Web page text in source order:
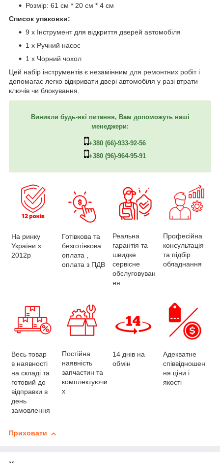
Розмір: 61 см * 20 см * 4 см
Список упаковки:
9 x Інструмент для відкриття дверей автомобіля
1 x Ручний насос
1 x Чорний чохол
Цей набір інструментів є незамінним для ремонтних робіт і
допомагає легко відкривати двері автомобіля у разі втрати
ключів чи блокування.
Виникли будь-які питання, Вам допоможуть наші
менеджери:
+380 (66)-933-92-56
+380 (96)-964-95-91
На ринку
України з
2012р
Готівкова та
безготівкова
оплата ,
оплата з ПДВ
Реальна
гарантія та
швидке
сервісне
обслуговуван
ня
Професійна
консультація
та підбір
обладнання
Весь товар
в наявності
на складі та
готовий до
відправки в
день
замовлення
Постійна
наявність
запчастин та
комплектуючи
х
14 днів на
обмін
Адекватне
співвідношен
ня ціни і
якості
Приховати